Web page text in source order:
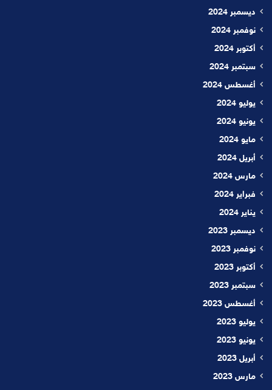
ديسمبر 2024
نوفمبر 2024
أكتوبر 2024
سبتمبر 2024
أغسطس 2024
يوليو 2024
يونيو 2024
مايو 2024
أبريل 2024
مارس 2024
فبراير 2024
يناير 2024
ديسمبر 2023
نوفمبر 2023
أكتوبر 2023
سبتمبر 2023
أغسطس 2023
يوليو 2023
يونيو 2023
أبريل 2023
مارس 2023